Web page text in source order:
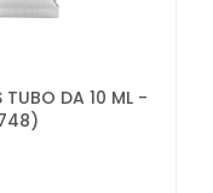
TUBO DA 10 ML -